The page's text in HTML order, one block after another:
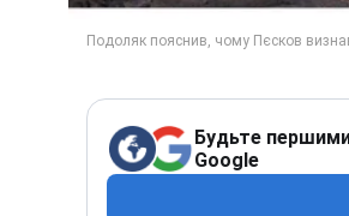
Будьте першими
Google